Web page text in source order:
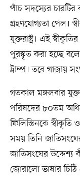
পাঁচ সদস্যের চারটির
গ্রহণযোগ্যতা পেল।
যুক্তরাষ্ট্র। এই
পুরস্কৃত করা হচ্ছে
ট্রাম্প। তবে গাজায়
গতকাল মঙ্গলবার
পরিষদের ৮০তম
ফিলিস্তিনকে
সময় তিনি
জাতিসংঘের
জোরালো ভাষার